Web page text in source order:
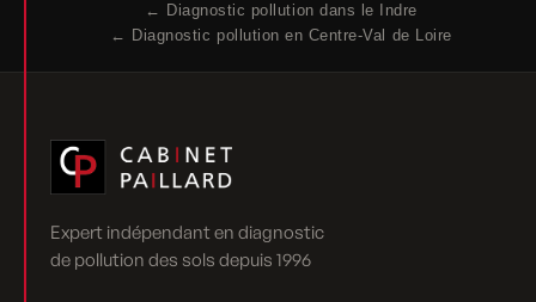
← Diagnostic pollution dans le Indre
← Diagnostic pollution en Centre-Val de Loire
Expert indépendant en diagnostic
de pollution des sols depuis 1996